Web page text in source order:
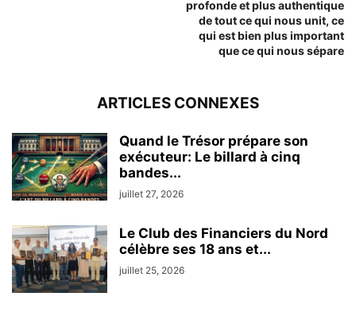
profonde et plus authentique
de tout ce qui nous unit, ce
qui est bien plus important
que ce qui nous sépare
ARTICLES CONNEXES
Quand le Trésor prépare son
exécuteur: Le billard à cinq
bandes...
juillet 27, 2026
Le Club des Financiers du Nord
célèbre ses 18 ans et...
juillet 25, 2026